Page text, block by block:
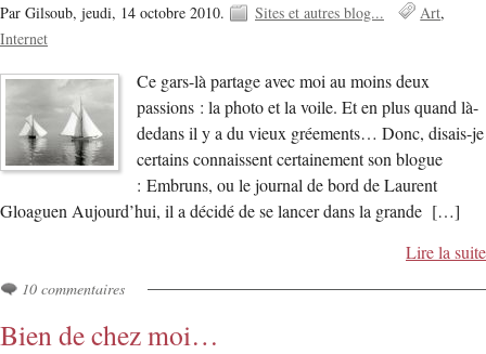
Par Gilsoub, jeudi, 14 octobre 2010. Sites et autres blog...
Art
Internet
Ce gars-là partage avec moi au moins deux
passions : la photo et la voile. Et en plus quand là-
dedans il y a du vieux gréements… Donc, disais-je
certains connaissent certainement son blogue
: Embruns, ou le journal de bord de Laurent
Gloaguen Aujourd’hui, il a décidé de se lancer dans la grande […]
Lire la suite
10 commentaires
Bien de chez moi…